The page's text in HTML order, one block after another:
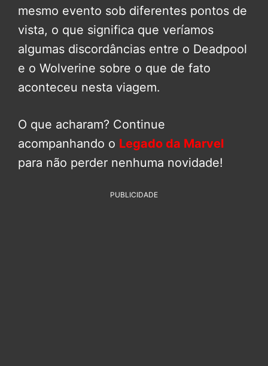
mesmo evento sob diferentes pontos de
vista, o que significa que veríamos
algumas discordâncias entre o Deadpool
e o Wolverine sobre o que de fato
aconteceu nesta viagem.
O que acharam? Continue
acompanhando o Legado da Marvel
para não perder nenhuma novidade!
PUBLICIDADE